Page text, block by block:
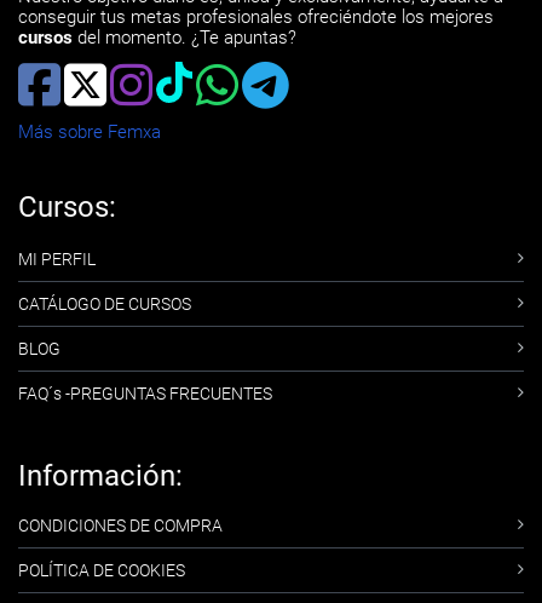
conseguir tus metas profesionales ofreciéndote los mejores
cursos del momento. ¿Te apuntas?
Más sobre Femxa
Cursos:
MI PERFIL
CATÁLOGO DE CURSOS
BLOG
FAQ´s -PREGUNTAS FRECUENTES
Información:
CONDICIONES DE COMPRA
POLÍTICA DE COOKIES